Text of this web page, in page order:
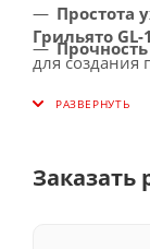
Простота
Грильято
для
Заказать